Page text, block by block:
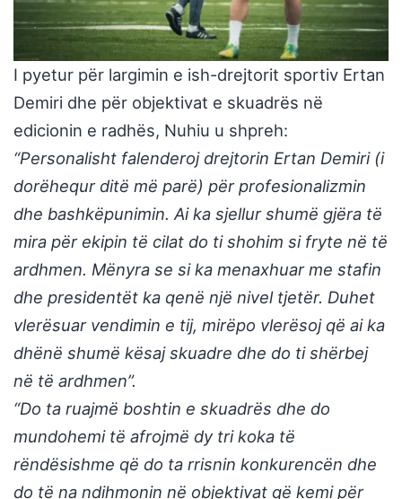
I pyetur për largimin e ish-drejtorit sportiv Ertan
Demiri dhe për objektivat e skuadrës në
edicionin e radhës, Nuhiu u shpreh:
“Personalisht falenderoj drejtorin Ertan Demiri (i
dorëhequr ditë më parë) për profesionalizmin
dhe bashkëpunimin. Ai ka sjellur shumë gjëra të
mira për ekipin të cilat do ti shohim si fryte në të
ardhmen. Mënyra se si ka menaxhuar me stafin
dhe presidentët ka qenë një nivel tjetër. Duhet
vlerësuar vendimin e tij, mirëpo vlerësoj që ai ka
dhënë shumë kësaj skuadre dhe do ti shërbej
në të ardhmen”.
“Do ta ruajmë boshtin e skuadrës dhe do
mundohemi të afrojmë dy tri koka të
rëndësishme që do ta rrisnin konkurencën dhe
do të na ndihmonin në objektivat që kemi për